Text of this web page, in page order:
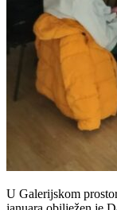
U Galerijskom